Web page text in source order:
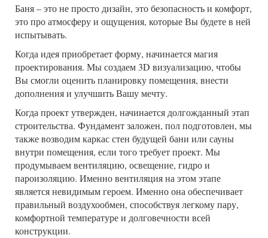
Баня – это не просто дизайн, это безопасность и комфорт,
это про атмосферу и ощущения, которые Вы будете в ней
испытывать.
Когда идея приобретает форму, начинается магия
проектирования. Мы создаем 3D визуализацию, чтобы
Вы смогли оценить планировку помещения, внести
дополнения и улучшить Вашу мечту.
Когда проект утвержден, начинается долгожданный этап
строительства. Фундамент заложен, пол подготовлен, мы
также возводим каркас стен будущей бани или сауны
внутри помещения, если того требует проект. Мы
продумываем вентиляцию, освещение, гидро и
пароизоляцию. Именно вентиляция на этом этапе
является невидимым героем. Именно она обеспечивает
правильный воздухообмен, способствуя легкому пару,
комфортной температуре и долговечности всей
конструкции.